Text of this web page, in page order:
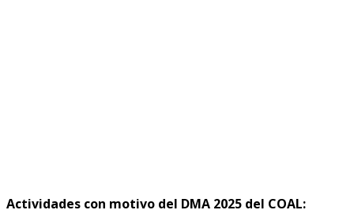
Actividades con motivo del DMA 2025 del COAL: